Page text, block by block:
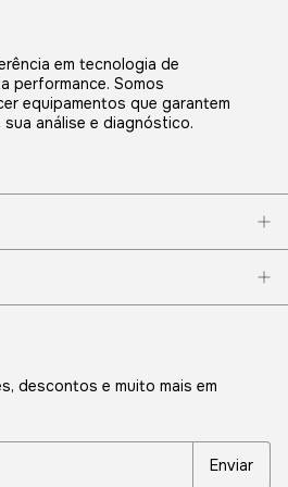
em tecnologia de
performance. Somos
equipamentos que garantem
análise e diagnóstico.
descontos e muito mais em